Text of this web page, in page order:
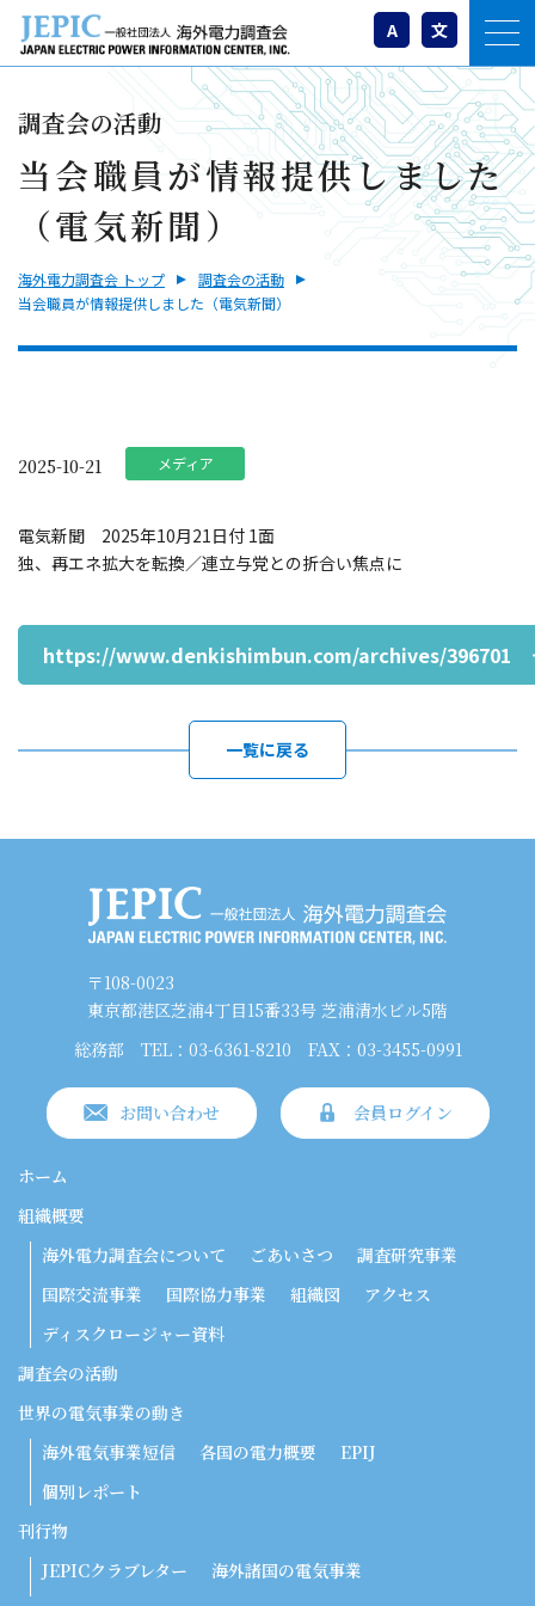
A 文
調査会の活動
当会職員が情報提供しました
（電気新聞）
海外電力調査会 トップ
調査会の活動
当会職員が情報提供しました（電気新聞）
2025-10-21 メディア
電気新聞 2025年10月21日付 1面
独、再エネ拡大を転換／連立与党との折合い焦点に
https://www.denkishimbun.com/archives/396701
一覧に戻る
〒108-0023
東京都港区芝浦4丁目15番33号 芝浦清水ビル5階
総務部
TEL：03-6361-8210 FAX：03-3455-0991
お問い合わせ 会員ログイン
ホーム
組織概要
海外電力調査会について
ごあいさつ
調査研究事業
国際交流事業
国際協力事業 組織図
アクセス
ディスクロージャー資料
調査会の活動
世界の電気事業の動き
海外電気事業短信
各国の電力概要
EPIJ
個別レポート
刊行物
JEPICクラブレター
海外諸国の電気事業